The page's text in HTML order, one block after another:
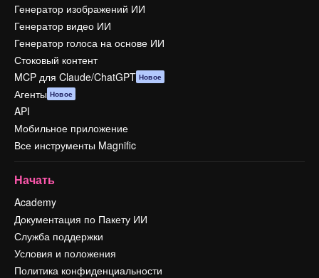
Генератор изображений ИИ
Генератор видео ИИ
Генератор голоса на основе ИИ
Стоковый контент
MCP для Claude/ChatGPT Новое
Агенты Новое
API
Мобильное приложение
Все инструменты Magnific
Начать
Academy
Документация по Пакету ИИ
Служба поддержки
Условия и положения
Политика конфиденциальности